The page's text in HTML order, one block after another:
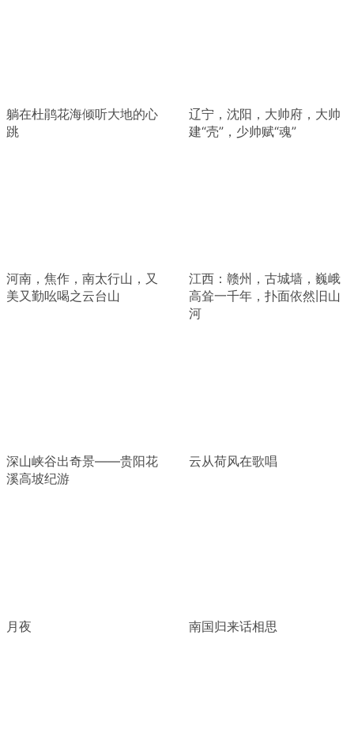
躺在杜鹃花海倾听大地的心
跳
辽宁，沈阳，大帅府，大帅
建“壳”，少帅赋“魂”
河南，焦作，南太行山，又
美又勤吆喝之云台山
江西：赣州，古城墙，巍峨
高耸一千年，扑面依然旧山
河
深山峡谷出奇景——贵阳花
溪高坡纪游
云从荷风在歌唱
月夜 南国归来话相思